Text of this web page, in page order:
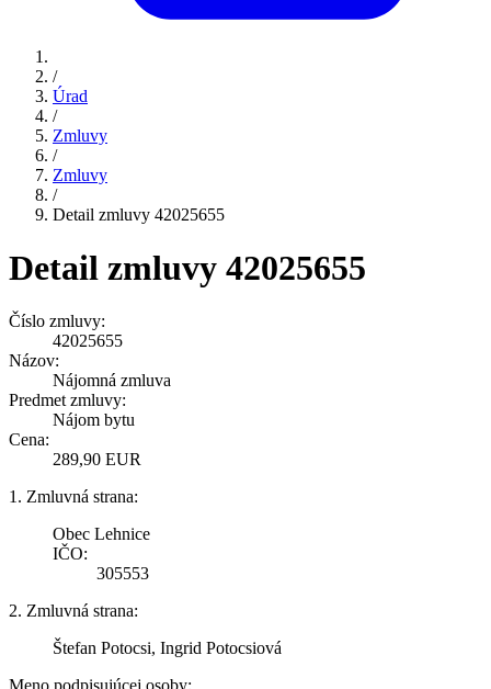
/
Úrad
/
Zmluvy
/
Zmluvy
/
Detail zmluvy 42025655
Detail zmluvy 42025655
Číslo zmluvy:
42025655
Názov:
Nájomná zmluva
Predmet zmluvy:
Nájom bytu
Cena:
289,90 EUR
1. Zmluvná strana:
Obec Lehnice
IČO:
305553
2. Zmluvná strana:
Štefan Potocsi, Ingrid Potocsiová